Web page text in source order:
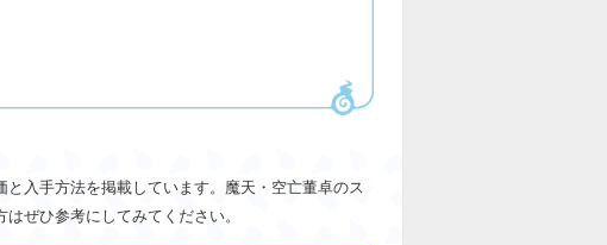
入手方法を掲載しています。魔天・空亡董卓のス
ぜひ参考にしてみてください。